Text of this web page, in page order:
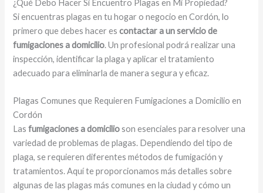
¿Qué Debo Hacer Si Encuentro Plagas en Mi Propiedad?
Si encuentras plagas en tu hogar o negocio en Cordón, lo
primero que debes hacer escontactar a un servicio de
fumigaciones a domicilio. Un profesional podrá realizar una
inspección, identificar la plaga y aplicar el tratamiento
adecuado para eliminarla de manera segura y eficaz.
Plagas Comunes que Requieren Fumigaciones a Domicilio en
Cordón
Lasfumigaciones a domicilioson esenciales para resolver una
variedad de problemas de plagas. Dependiendo del tipo de
plaga, se requieren diferentes métodos de fumigación y
tratamientos. Aquí te proporcionamos más detalles sobre
algunas de las plagas más comunes en la ciudad y cómo un